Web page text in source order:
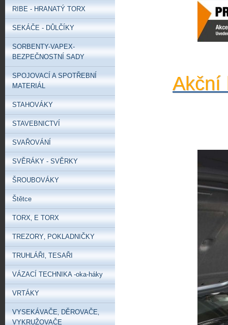
Akční
RIBE - HRANATÝ TORX
SEKÁČE - DŮLČÍKY
SORBENTY-VAPEX-
BEZPEČNOSTNÍ SADY
SPOJOVACÍ A SPOTŘEBNÍ
MATERIÁL
STAHOVÁKY
STAVEBNICTVÍ
SVAŘOVÁNÍ
SVĚRÁKY - SVĚRKY
ŠROUBOVÁKY
Štětce
TORX‚ E TORX
TREZORY‚ POKLADNIČKY
TRUHLÁŘI‚ TESAŘI
VÁZACÍ TECHNIKA -oka-háky
VRTÁKY
VYSEKÁVAČE‚ DĚROVAČE‚
VYKRUŽOVAČE